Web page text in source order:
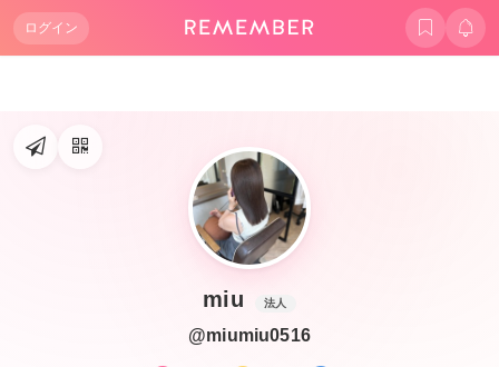
ログイン
miu 法人
@miumiu0516